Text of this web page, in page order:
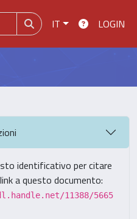
IT LOGIN
identificativo per citare
a questo documento:
11388/5665